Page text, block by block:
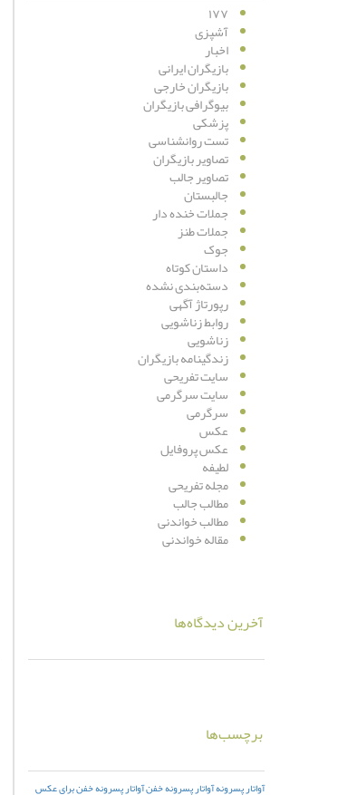
۱۷۷
آشپزی
اخبار
بازیگران ایرانی
بازیگران خارجی
بیوگرافی بازیگران
پزشکی
تست روانشناسی
تصاویر بازیگران
تصاویر جالب
جالبستان
جملات خنده دار
جملات طنز
جوک
داستان کوتاه
دسته‌بندی نشده
رپورتاژ آگهی
روابط زناشویی
زناشویی
زندگینامه بازیگران
سایت تفریحی
سایت سرگرمی
سرگرمی
عکس
عکس پروفایل
لطیفه
مجله تفریحی
مطالب جالب
مطالب خواندنی
مقاله خواندنی
آخرین دیدگاه‌ها
برچسب‌ها
آواتار پسرونهآواتار پسرونه خفنآواتار پسرونه خفن برای عکس